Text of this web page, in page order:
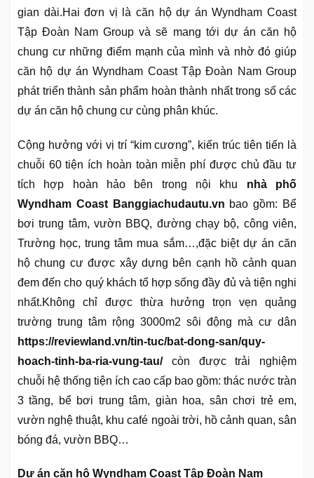
gian dài.Hai đơn vị là căn hộ dự án Wyndham Coast
Tập Đoàn Nam Group và sẽ mang tới dự án căn hộ
chung cư những điểm mạnh của mình và nhờ đó giúp
căn hộ dự án Wyndham Coast Tập Đoàn Nam Group
phát triển thành sản phẩm hoàn thành nhất trong số các
dự án căn hộ chung cư cùng phân khúc.
Cộng hưởng với vị trí “kim cương”, kiến trúc tiên tiến là
chuỗi 60 tiện ích hoàn toàn miễn phí được chủ đầu tư
tích hợp hoàn hảo bên trong nội khu nhà phố
Wyndham Coast Banggiachudautu.vn bao gồm: Bể
bơi trung tâm, vườn BBQ, đường chạy bộ, công viên,
Trường học, trung tâm mua sắm…,đặc biệt dự án căn
hộ chung cư được xây dựng bên cạnh hồ cảnh quan
đem đến cho quý khách tổ hợp sống đầy đủ và tiện nghi
nhất.Không chỉ được thừa hưởng trọn vẹn quảng
trường trung tâm rộng 3000m2 sôi động mà cư dân
https://reviewland.vn/tin-tuc/bat-dong-san/quy-
hoach-tinh-ba-ria-vung-tau/còn được trải nghiệm
chuỗi hệ thống tiện ích cao cấp bao gồm: thác nước tràn
3 tầng, bể bơi trung tâm, giàn hoa, sân chơi trẻ em,
vườn nghệ thuật, khu café ngoài trời, hồ cảnh quan, sân
bóng đá, vườn BBQ…
Dự án căn hộ Wyndham Coast Tập Đoàn Nam